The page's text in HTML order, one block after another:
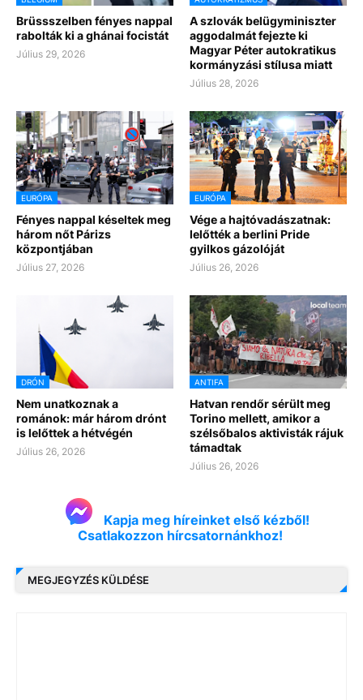
Brüssszelben fényes nappal
rabolták ki a ghánai focistát
Július 29, 2026
A szlovák belügyminiszter
aggodalmát fejezte ki
Magyar Péter autokratikus
kormányzási stílusa miatt
Július 28, 2026
EURÓPA
Fényes nappal késeltek meg
három nőt Párizs
központjában
Július 27, 2026
EURÓPA
Vége a hajtóvadászatnak:
lelőtték a berlini Pride
gyilkos gázolóját
Július 26, 2026
DRÓN
Nem unatkoznak a
románok: már három drónt
is lelőttek a hétvégén
Július 26, 2026
ANTIFA
Hatvan rendőr sérült meg
Torino mellett, amikor a
szélsőbalos aktivisták rájuk
támadtak
Július 26, 2026
Kapja meg híreinket első kézből!
Csatlakozzon hírcsatornánkhoz!
MEGJEGYZÉS KÜLDÉSE